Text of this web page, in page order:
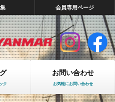
会員専用ページ
ク
お問い合わせ
お気軽にお問い合わせ